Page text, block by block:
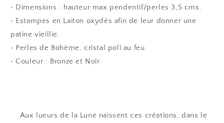
• Dimensions : hauteur max pendentif/perles 3,5 cms.
• Estampes en Laiton oxydés afin de leur donner une
patine vieillie.
• Perles de Bohème, cristal poli au feu.
• Couleur : Bronze et Noir.
Aux lueurs de la Lune naissent ces créations, dans le